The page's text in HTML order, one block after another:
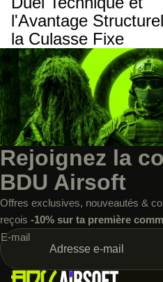
l'Avantage
la Culasse Fixe
Rejoignez la
BDU Airsoft
Offres exclusives, nouveautés &
reçois -10% sur ta première
E-mail